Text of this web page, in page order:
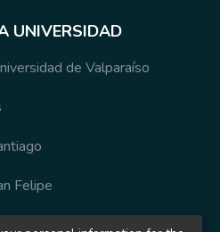
UNIVERSIDAD
de Valparaíso
Felipe
y Autoridades